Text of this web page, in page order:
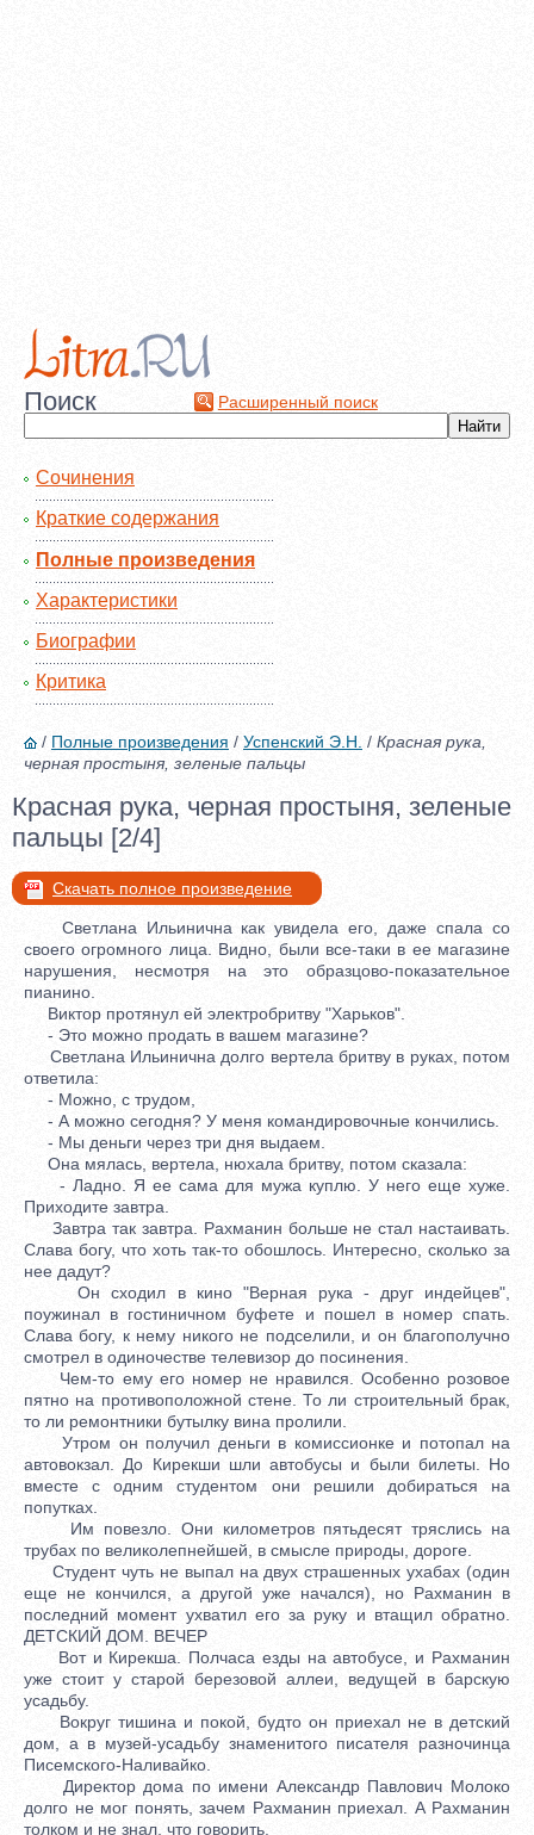
Поиск Расширенный поиск
Сочинения
Краткие содержания
Полные произведения
Характеристики
Биографии
Критика
/ Полные произведения / Успенский Э.Н. / Красная рука,
черная простыня, зеленые пальцы
Красная рука, черная простыня, зеленые
пальцы [2/4]
Скачать полное произведение
Светлана Ильинична как увидела его, даже спала со
своего огромного лица. Видно, были все-таки в ее магазине
нарушения, несмотря на это образцово-показательное
пианино.
Виктор протянул ей электробритву "Харьков".
- Это можно продать в вашем магазине?
Светлана Ильинична долго вертела бритву в руках, потом
ответила:
- Можно, с трудом,
- А можно сегодня? У меня командировочные кончились.
- Мы деньги через три дня выдаем.
Она мялась, вертела, нюхала бритву, потом сказала:
- Ладно. Я ее сама для мужа куплю. У него еще хуже.
Приходите завтра.
Завтра так завтра. Рахманин больше не стал настаивать.
Слава богу, что хоть так-то обошлось. Интересно, сколько за
нее дадут?
Он сходил в кино "Верная рука - друг индейцев",
поужинал в гостиничном буфете и пошел в номер спать.
Слава богу, к нему никого не подселили, и он благополучно
смотрел в одиночестве телевизор до посинения.
Чем-то ему его номер не нравился. Особенно розовое
пятно на противоположной стене. То ли строительный брак,
то ли ремонтники бутылку вина пролили.
Утром он получил деньги в комиссионке и потопал на
автовокзал. До Кирекши шли автобусы и были билеты. Но
вместе с одним студентом они решили добираться на
попутках.
Им повезло. Они километров пятьдесят тряслись на
трубах по великолепнейшей, в смысле природы, дороге.
Студент чуть не выпал на двух страшенных ухабах (один
еще не кончился, а другой уже начался), но Рахманин в
последний момент ухватил его за руку и втащил обратно.
ДЕТСКИЙ ДОМ. ВЕЧЕР
Вот и Кирекша. Полчаса езды на автобусе, и Рахманин
уже стоит у старой березовой аллеи, ведущей в барскую
усадьбу.
Вокруг тишина и покой, будто он приехал не в детский
дом, а в музей-усадьбу знаменитого писателя разночинца
Писемского-Наливайко.
Директор дома по имени Александр Павлович Молоко
долго не мог понять, зачем Рахманин приехал. А Рахманин
толком и не знал, что говорить.